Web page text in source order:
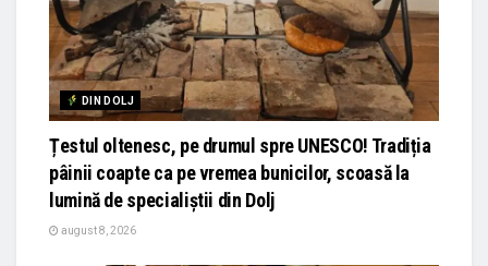
DIN DOLJ
Țestul oltenesc, pe drumul spre UNESCO! Tradiția
pâinii coapte ca pe vremea bunicilor, scoasă la
lumină de specialiștii din Dolj
august 8, 2026